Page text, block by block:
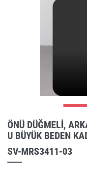
ÖNÜ DÜĞMELI,
U BÜYÜK BEDEN
SV-MRS3411-03